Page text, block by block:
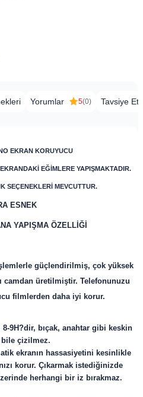
Yorumlar 5(0) Tavsiye Et
EKRAN KORUYUCU
EĞİMLERE YAPIŞMAKTADIR.
SEÇENEKLERİ MEVCUTTUR.
ESNEK
YAPIŞMA ÖZELLİĞİ
güçlendirilmiş, çok yüksek
camdan üretilmiştir. Telefonunuzu
filmlerden daha iyi korur.
9H?dir, bıçak, anahtar gibi keskin
çizilmez.
ekranın hassasiyetini kesinlikle
korur. Çıkarmak istediğinizde
herhangi bir iz bırakmaz.